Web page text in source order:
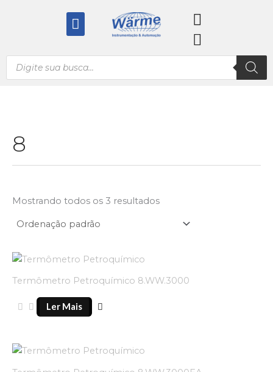
Menu
Pesquisar
produtos
8
Mostrando todos os 3 resultados
Termômetro Petroquímico 8.WW.3000
Ler Mais